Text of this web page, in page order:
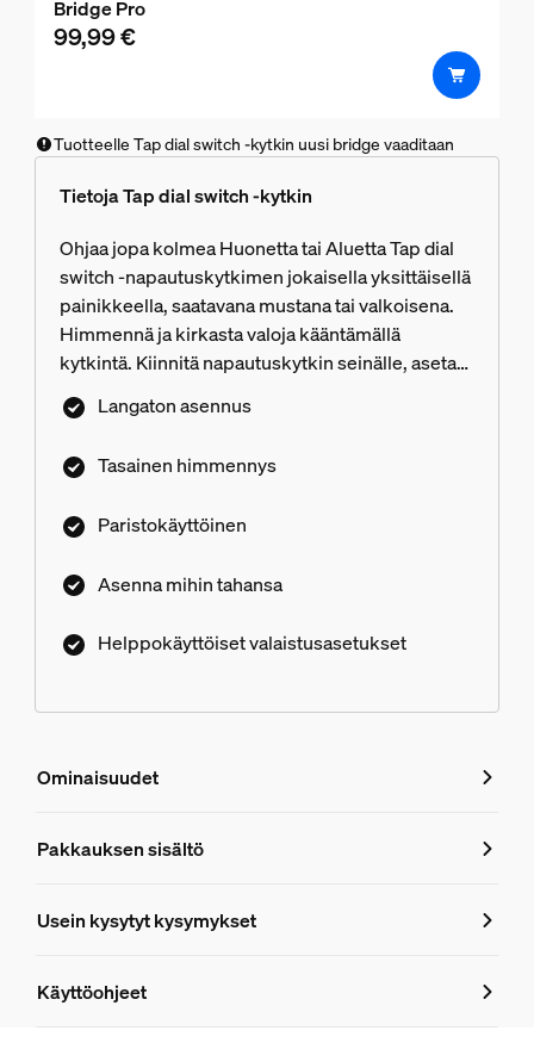
Bridge Pro
99,99 €
Tuotteelle Tap dial switch -kytkin uusi bridge vaaditaan
Tietoja Tap dial switch -kytkin
Ohjaa jopa kolmea Huonetta tai Aluetta Tap dial
switch -napautuskytkimen jokaisella yksittäisellä
painikkeella, saatavana mustana tai valkoisena.
Himmennä ja kirkasta valoja kääntämällä
kytkintä. Kiinnitä napautuskytkin seinälle, aseta
se magneettiselle pinnalle tai käytä sitä
kaukosäätimenä.
Langaton asennus
Tasainen himmennys
Paristokäyttöinen
Asenna mihin tahansa
Helppokäyttöiset valaistusasetukset
Ominaisuudet
Ominaisuudet
8719514440999
Muotoilu ja pinnoitus
Pakkauksen sisältö
Usein kysytyt kysymykset
Usein kysytyt kysymykset
Käyttöohjeet